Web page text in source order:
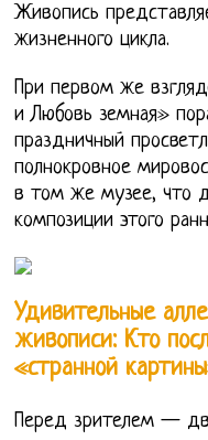
Живопись
жизненного цикла.
При первом же
и Любовь земная»
праздничный
полнокровное
в том же музее, что
композиции этого
Удивительные
живописи: Кто
«странной
Перед зрителем —